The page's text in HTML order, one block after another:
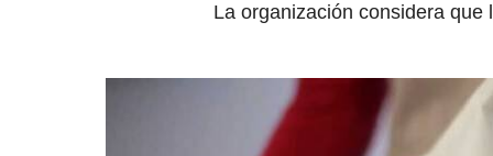
La organización considera